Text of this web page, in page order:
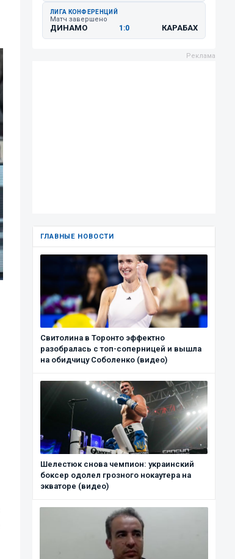
ЛИГА КОНФЕРЕНЦИЙ
Матч завершено
ДИНАМО 1:0 КАРАБАХ
ГЛАВНЫЕ НОВОСТИ
Свитолина в Торонто эффектно
разобралась с топ-соперницей и вышла
на обидчицу Соболенко (видео)
Шелестюк снова чемпион: украинский
боксер одолел грозного нокаутера на
экваторе (видео)